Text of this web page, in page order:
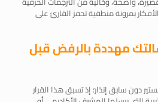
بمرونة منطقية تحفز القارئ على
مهددة بالرفض قبل
دون سابق إنذار؛ إذ تسبق هذا القرار